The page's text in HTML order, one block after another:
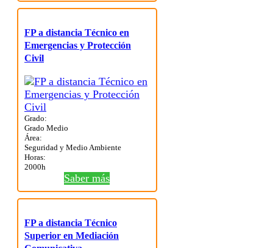
FP a distancia Técnico en
Emergencias y Protección
Civil
Grado:
Grado Medio
Área:
Seguridad y Medio Ambiente
Horas:
2000h
Saber más
FP a distancia Técnico
Superior en Mediación